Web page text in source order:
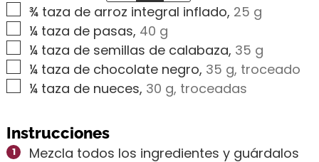
▢
¾ taza de arroz integral inflado, 25 g
▢
¼ taza de pasas, 40 g
▢
¼ taza de semillas de calabaza, 35 g
▢
¼ taza de chocolate negro, 35 g, troceado
▢
¼ taza de nueces, 30 g, troceadas
Instrucciones
Mezcla todos los ingredientes y guárdalos